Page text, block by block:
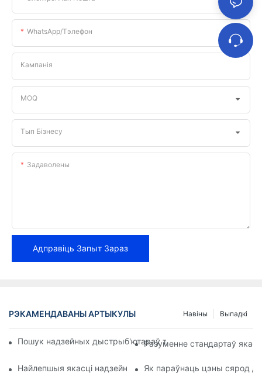
WhatsApp/тэлефон
Кампанія
MOQ
Тып Бізнесу
Задаволены
Адправіць Запыт Зараз
РЭКАМЕНДАВАНЫ АРТЫКУЛЫ Выпадкі
Навіны
Пошук надзейных дыстрыб'ютараў тармазных калодак для
Разуменне стандартаў
Найлепшыя якасці надзейнага дылера тармазных калодак
Як параўнаць цэны сярод